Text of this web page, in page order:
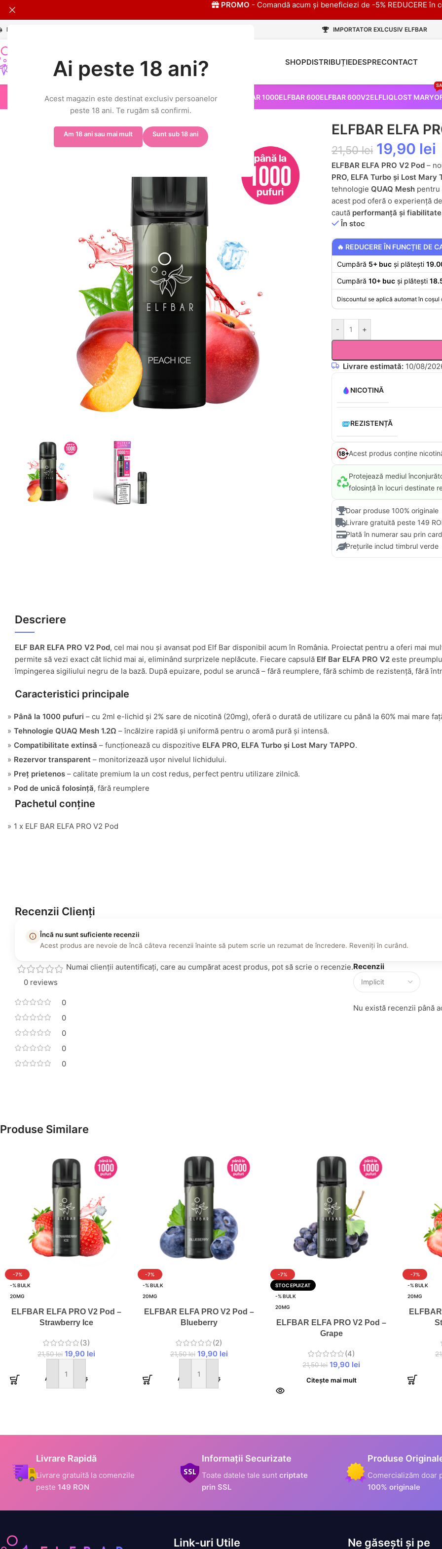
Ai peste 18 ani?
Acest magazin este destinat exclusiv persoanelor
peste 18 ani. Te rugăm să confirmi.
Am 18 ani sau mai mult Sunt sub 18 ani
PROMO - Comandă acum și beneficiezi de -5% REDUCERE în
Livrare în 24h și GRATUITĂ peste 149 RON IMPORTATOR EXLCUSIV ELFBAR
SHOPDISTRIBUȚIEDESPRECONTACT
ELFA PRO ELFBAR 1000ELFBAR 600ELFBAR 600V2ELFLIQLOST MARY
ELFBAR ELFA PRO ELFBAR ELFA PRO Pod
ELFBAR ELFA
21,50lei 19,90 lei
ELFBAR ELFA PRO V2 Pod–
PRO, ELFA Turbo și Lost Mary
tehnologie QUAQ Meshpentru
acest pod oferă o experiență
caută performanță și fiabilitate
În stoc
🔥 REDUCERE ÎN FUNCȚIE DE
Cumpără 5+ bucși plătești
Cumpără 10+ bucși plătești
Discountul se aplică automat în coșul
- +
Livrare estimată:10/08/
NICOTINĂ
REZISTENȚĂ
Acest produs conține
Protejează mediul
folosință în locuri destinate
Doar produse 100% originale
Livrare gratuită peste 149
Plată în numerar sau prin card
Prețurile includ timbrul verde
Descriere
ELF BAR ELFA PRO V2 Pod, cel mai nou și avansat pod Elf Bar disponibil acum în România. Proiectat pentru a oferi mai
permite să vezi exact cât lichid mai ai, eliminând surprizele neplăcute. Fiecare capsulă Elf Bar ELFA PRO V2 este
împingerea sigiliului negru de la bază. După epuizare, podul se aruncă – fără reumplere, fără schimb de rezistență, fără
Caracteristici principale
Până la 1000 pufuri – cu 2ml e-lichid și 2% sare de nicotină (20mg), oferă o durată de utilizare cu până la 60% mai mare
Tehnologie QUAQ Mesh 1.2Ω – încălzire rapidă și uniformă pentru o aromă pură și intensă.
Compatibilitate extinsă – funcționează cu dispozitive ELFA PRO, ELFA Turbo și Lost Mary TAPPO.
Rezervor transparent – monitorizează ușor nivelul lichidului.
Preț prietenos – calitate premium la un cost redus, perfect pentru utilizare zilnică.
Pod de unică folosință, fără reumplere
Pachetul conține
1 x ELF BAR ELFA PRO V2 Pod
Recenzii Clienți
Încă nu sunt suficiente recenzii
Acest produs are nevoie de încă câteva recenzii înainte să putem scrie un rezumat de încredere. Reveniți în curând.
0 reviews
0
0
0
0
0
Recenzii
Nu există recenzii până
Numai clienții autentificați, care au cumpărat acest produs, pot să scrie o recenzie.
Produse Similare
-7%
-% BULK
20MG
ELFBAR ELFA PRO V2 Pod –
Strawberry Ice
(3)
21,50lei 19,90 lei
Adaugă în coș
-7%
-% BULK
20MG
ELFBAR ELFA PRO V2 Pod –
Blueberry
(2)
21,50lei 19,90 lei
Adaugă în coș
-7%
STOC EPUIZAT
-% BULK
20MG
ELFBAR ELFA PRO V2 Pod –
Grape
(4)
21,50lei 19,90 lei
Citește mai mult
-7%
-% BULK
20MG
Livrare Rapidă
Livrare gratuită la comenzile
peste 149 RON
Informații Securizate
Toate datele tale sunt criptate
prin SSL
Produse
Comercializăm doar
100% originale
Link-uri Utile Ne găsești și pe